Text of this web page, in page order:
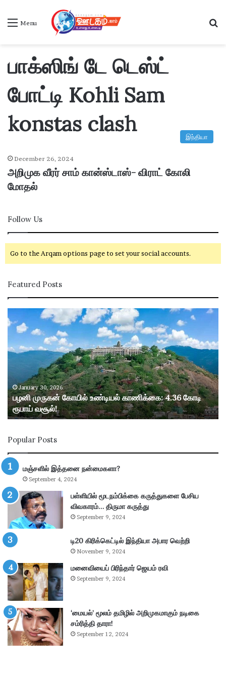
Menu
பாக்ஸிங் டே டெஸ்ட்
போட்டி Kohli Sam
konstas clash
இந்தியா
December 26, 2024
அறிமுக வீரர் சாம் கான்ஸ்டாஸ்- விராட் கோலி
மோதல்
Follow Us
Go to the Arqam options page to set your social accounts.
Featured Posts
ழ
மு
ன்
கோ
யி
ல்
உ
டி
ய
ல்
கா
க்
கை
4
.
3
கோ
டி
ரூ
பா
ய்
வ
சூ
ல்
January 30, 2026
பழனி முருகன் கோயில் உண்டியல் காணிக்கை: 4.36 கோடி
ரூபாய் வசூல்!
Popular Posts
மஞ்சளில் இத்தனை நன்மைகளா?
September 4, 2024
பள்ளியில் மூடநம்பிக்கை கருத்துகளை பேசிய
விவகாரம்… திருமா கருத்து
September 9, 2024
டி20 கிரிக்கெட்டில் இந்தியா அபார வெற்றி
November 9, 2024
மனைவியைப் பிரிந்தார் ஜெயம் ரவி
September 9, 2024
‘மையல்’ மூலம் தமிழில் அறிமுகமாகும் நடிகை
சம்ரித்தி தாரா!
September 12, 2024